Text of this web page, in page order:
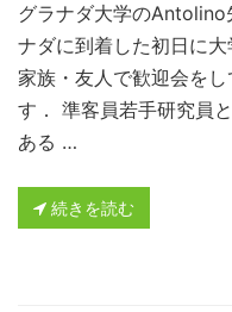
グラナダ大学のAntolino
ナダに到着した初日に
家族・友人で歓迎会を
す． 準客員若手研究員
ある …
続きを読む